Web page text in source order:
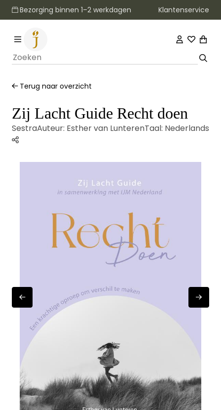
Bezorging binnen 1–2 werkdagen Klantenservice
Terug naar overzicht
Zij Lacht Guide Recht doen
SestraAuteur: Esther van LunterenTaal: Nederlands